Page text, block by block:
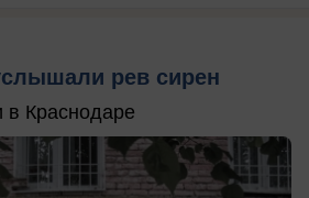
рев сирен
Краснодаре